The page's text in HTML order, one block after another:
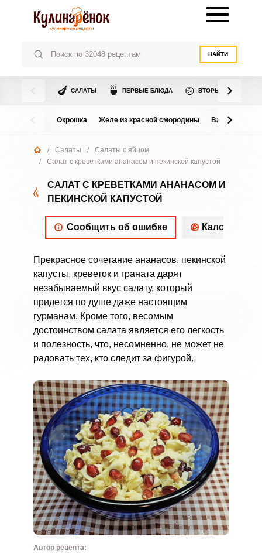
НАЙТИ
🍆 САЛАТЫ 🍵 ПЕРВЫЕ БЛЮДА 🍲 ВТОРЫЕ БЛЮДА
Окрошка Желе из красной смородины Варенье из
/ Салаты /
Салаты с яйцом
/
Салат с креветками ананасом и пекинской капустой
САЛАТ С КРЕВЕТКАМИ АНАНАСОМ И
ПЕКИНСКОЙ КАПУСТОЙ
Сообщить об ошибке
Прекрасное сочетание ананасов, пекинской
капусты, креветок и граната дарят
незабываемый вкус салату, который
придется по душе даже настоящим
гурманам. Кроме того, весомым
достоинством салата является его легкость
и полезность, что, несомненно, не может не
радовать тех, кто следит за фигурой.
Автор рецепта: